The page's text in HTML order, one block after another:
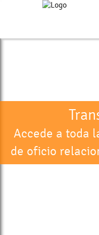
Accede a toda
de oficio